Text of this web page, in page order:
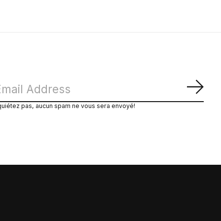
pas, aucun spam ne vous sera envoyé!